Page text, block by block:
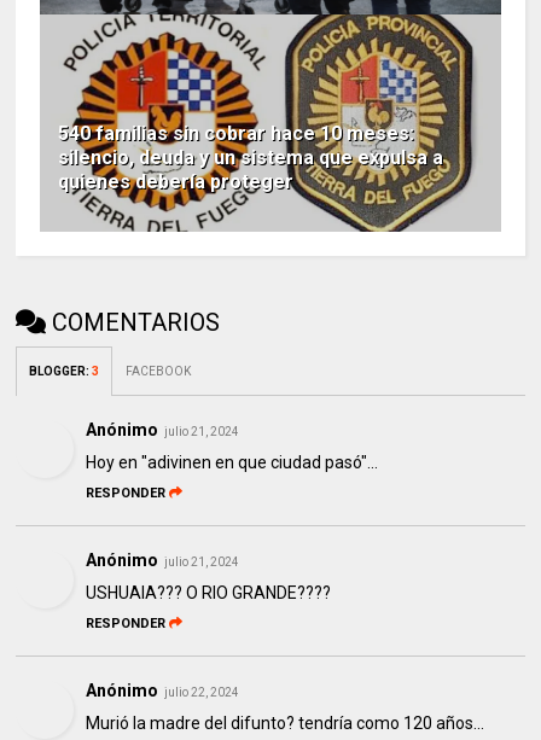
540 familias sin cobrar hace 10 meses:
silencio, deuda y un sistema que expulsa a
quienes debería proteger
COMENTARIOS
BLOGGER:3 FACEBOOK
Anónimo julio 21, 2024
Hoy en "adivinen en que ciudad pasó"...
RESPONDER
Anónimo julio 21, 2024
USHUAIA??? O RIO GRANDE????
RESPONDER
Anónimo julio 22, 2024
Murió la madre del difunto? tendría como 120 años...